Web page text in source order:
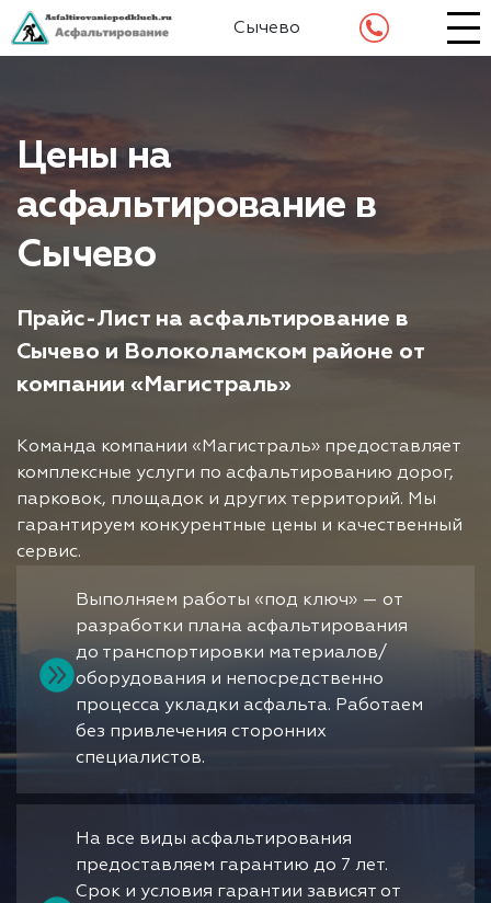
Сычево
Цены на
асфальтирование в
Сычево
Прайс-Лист на асфальтирование в
Сычево и Волоколамском районе от
компании «Магистраль»
Команда компании «Магистраль» предоставляет
комплексные услуги по асфальтированию дорог,
парковок, площадок и других территорий. Мы
гарантируем конкурентные цены и качественный
сервис.
Выполняем работы «под ключ» — от
разработки плана асфальтирования
до транспортировки материалов/
оборудования и непосредственно
процесса укладки асфальта. Работаем
без привлечения сторонних
специалистов.
На все виды асфальтирования
предоставляем гарантию до 7 лет.
Срок и условия гарантии зависят от